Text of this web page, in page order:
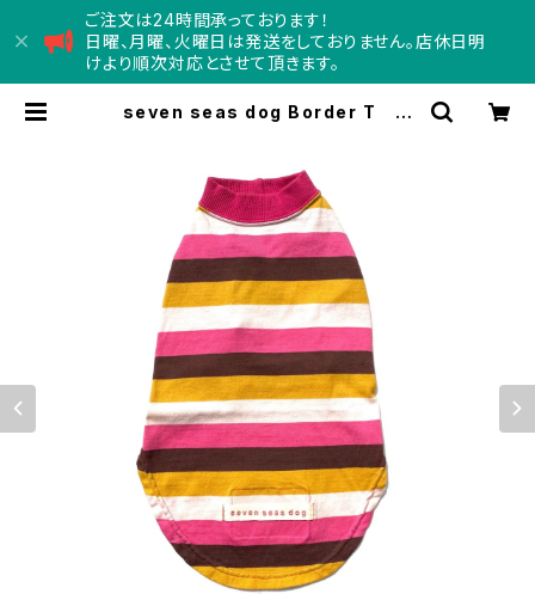
ご注文は24時間承っております！
日曜、月曜、火曜日は発送をしておりません。店休日明
けより順次対応とさせて頂きます。
seven seas dog Border T セ
- doggy department store -